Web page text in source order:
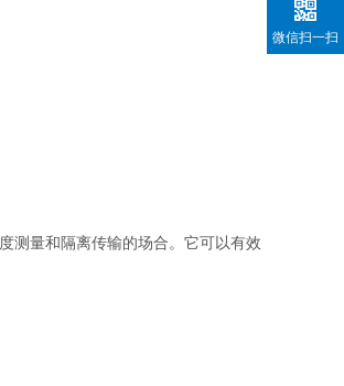
测量和隔离传输的场合。它可以有效
微信扫一扫